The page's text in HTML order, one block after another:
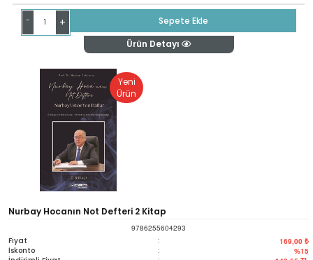
- +
Sepete Ekle
Ürün Detayı
Yeni
Ürün
Nurbay Hocanın Not Defteri 2 Kitap
9786255604293
Fiyat : 169,00 ₺
İskonto : %15